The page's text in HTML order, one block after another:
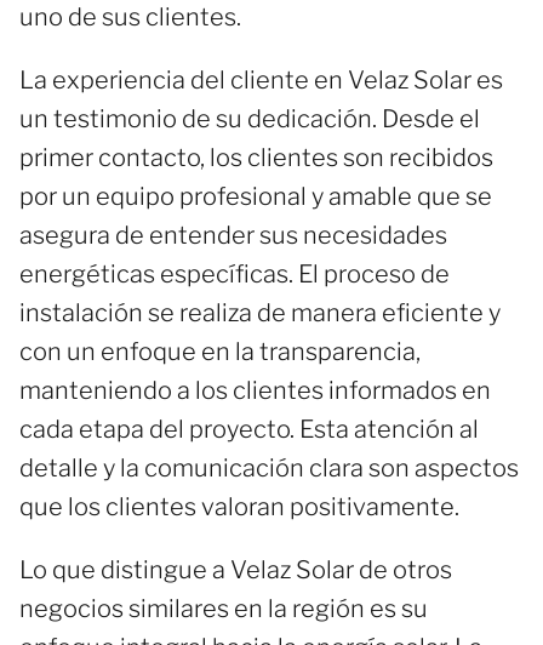
uno de sus clientes.
La experiencia del cliente en Velaz Solar es
un testimonio de su dedicación. Desde el
primer contacto, los clientes son recibidos
por un equipo profesional y amable que se
asegura de entender sus necesidades
energéticas específicas. El proceso de
instalación se realiza de manera eficiente y
con un enfoque en la transparencia,
manteniendo a los clientes informados en
cada etapa del proyecto. Esta atención al
detalle y la comunicación clara son aspectos
que los clientes valoran positivamente.
Lo que distingue a Velaz Solar de otros
negocios similares en la región es su